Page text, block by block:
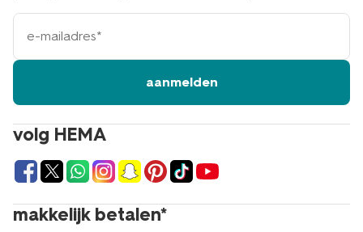
volg HEMA
makkelijk betalen*
e-
mailadres
aanmelden